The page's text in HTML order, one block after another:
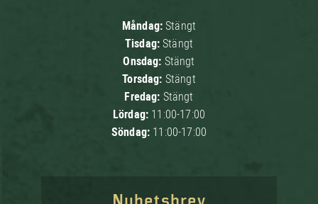
Måndag:Stängt
Tisdag:Stängt
Onsdag: Stängt
Torsdag: Stängt
Fredag: Stängt
Lördag: 11:00-17:00
Söndag: 11:00-17:00